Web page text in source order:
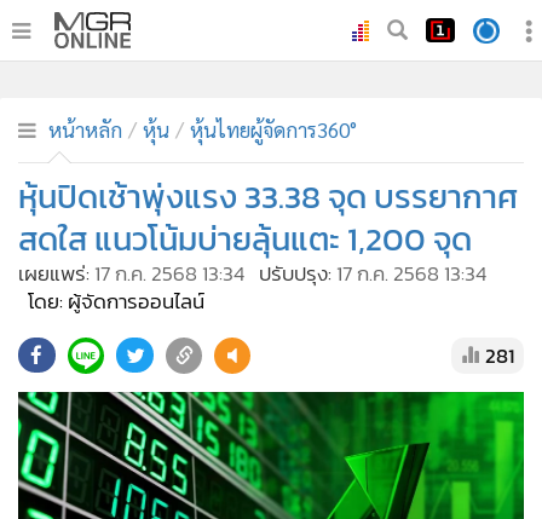
• ทันเหตุการณ์
• ภาคใต้
• ภูมิภาค
• Online Section
• บันเทิง
ผู้จัดการรายวัน
• คอลัมนิสต์
• ละคร
• CbizReview
• Cyber BIZ
• ผู้จัดกวน
หน้าหลัก หุ้น หุ้นไทยผู้จัดการ360°
หุ้นปิดเช้าพุ่งแรง 33.38 จุด บรรยากาศ
สดใส แนวโน้มบ่ายลุ้นแตะ 1,200 จุด
เผยแพร่: 17 ก.ค. 2568 13:34 ปรับปรุง: 17 ก.ค. 2568 13:34
โดย: ผู้จัดการออนไลน์
281